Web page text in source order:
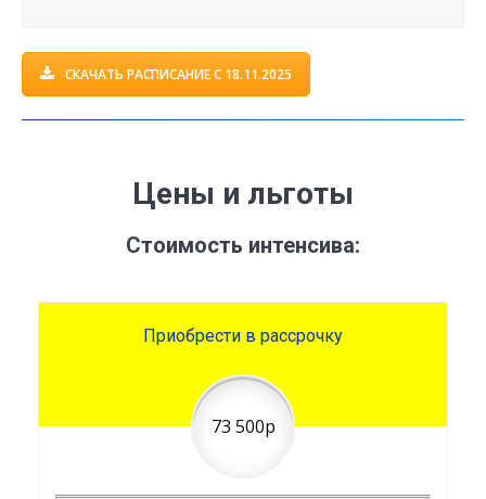
СКАЧАТЬ РАСПИСАНИЕ С 18.11.2025
Цены и льготы
Стоимость интенсива:
Приобрести в рассрочку
73 500р